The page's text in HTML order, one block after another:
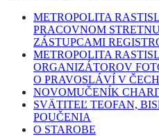
METROPOLITA
PRACOVNOM
ZÁSTUPCAMI
METROPOLITA
ORGANIZÁTOROV
O PRAVOSLÁVÍ V
NOVOMUČENÍK
SVÄTITEĽ TEOFAN,
POUČENIA
O STAROBE